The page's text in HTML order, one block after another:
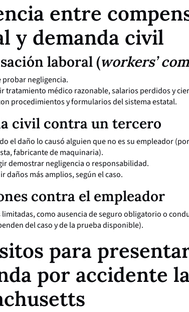
entre
y demanda civil
laboral (workers’
probar negligencia.
tratamiento médico razonable, salarios perdidos y
procedimientos y formularios del sistema estatal.
civil contra un tercero
el daño lo causó alguien que no es su empleador
fabricante de maquinaria).
demostrar negligencia o responsabilidad.
daños más amplios, según el caso.
contra el empleador
como ausencia de seguro obligatorio o
del caso y de la prueba disponible).
para
por accidente